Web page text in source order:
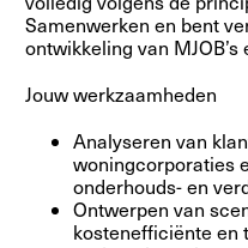
Samenwerken en bent
ontwikkeling van MJOB’s
Jouw werkzaamheden
Analyseren van
woningcorporaties
onderhouds- en
Ontwerpen van
kostenefficiënte en